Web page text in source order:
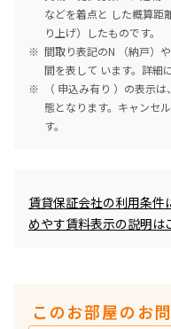
などを着点と した概算距
り上げ）したものです。
間取り表記のN （納戸）
間を表して います。詳細
（ 申込み有り ）の表示
態となります。キャンセ
す。
賃貸保証会社の利用条件
めやす賃料表示の説明は
このお部屋のお